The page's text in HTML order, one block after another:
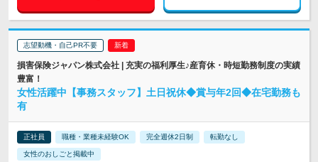
志望動機・自己PR不要
損害保険ジャパン株式会社 | 充実の福利厚生♪産育休・時短勤務制度の実績
豊富！
女性活躍中【事務スタッフ】土日祝休◆賞与年2回◆在宅勤務も
有
正社員 職種・業種未経験OK 完全週休2日制 転勤なし
女性のおしごと掲載中